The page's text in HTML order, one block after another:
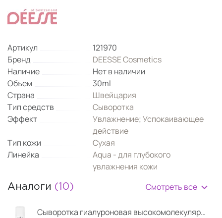
Артикул
121970
Бренд
DEESSE Cosmetics
Наличие
Нет в наличии
Объем
30ml
Страна
Швейцария
Тип средств
Сыворотка
Эффект
Увлажнение;Успокаивающее
действие
Тип кожи
Сухая
Линейка
Aqua - для глубокого
увлажнения кожи
Аналоги (10) Смотреть все
Сыворотка гиалуроновая высокомолекулярная 2MW